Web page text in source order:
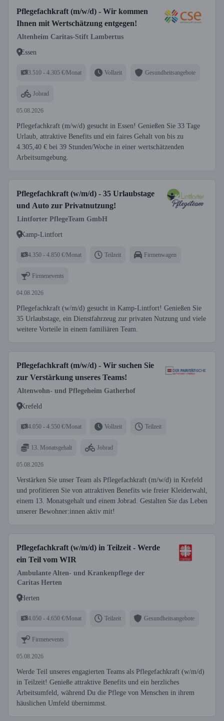
Pflegefachkraft (m/w/d) - Wir kommen
Ihnen mit Wertschätzung entgegen!
Altenheim Caritas-Stift Lambertus
Essen
3.510 - 4.305 €/Monat Vollzeit Gesundheitsangebote
Jobrad
05.08.2026
Pflegefachkraft (m/w/d) gesucht in Essen! Genießen Sie 33 Tage
Urlaub, attraktive Benefits und ein faires Gehalt von bis zu
4.305,40 € bei 39 Stunden/Woche in einer wertschätzenden
Arbeitsumgebung.
Pflegefachkraft (w/m/d) - 35 Urlaubstage
und Auto zur Privatnutzung!
Lintforter PflegeTeam GmbH
Kamp-Lintfort
4.350 - 4.850 €/Monat Teilzeit Firmenwagen
Firmenevents
04.08.2026
Pflegefachkraft (w/m/d) gesucht in Kamp-Lintfort! Genießen Sie
35 Urlaubstage, ein Dienstfahrzeug zur privaten Nutzung und viele
weitere Vorteile in einem familiären Team.
Pflegefachkraft (m/w/d) - Wir suchen Sie
zur Verstärkung unseres Teams!
Altenwohn- und Pflegeheim Gatherhof
Krefeld
4.050 - 4.550 €/Monat Vollzeit Teilzeit
13. Monatsgehalt Jobrad
05.08.2026
Verstärken Sie unser Team als Pflegefachkraft (m/w/d) in Krefeld
und profitieren Sie von attraktiven Benefits wie freier Kleiderwahl,
einem 13. Monatsgehalt und einem Jobrad. Gestalten Sie das Leben
unserer Bewohner:innen aktiv mit!
Pflegefachkraft (w/m/d) in Teilzeit - Werde
ein Teil vom WIR
Ambulante Alten- und Krankenpflege der
Caritas Herten
Herten
4.050 - 4.650 €/Monat Teilzeit Gesundheitsangebote
Firmenevents
05.08.2026
Werde Teil unseres engagierten Teams als Pflegefachkraft (w/m/d)
in Teilzeit! Genieße attraktive Benefits und ein herzliches
Arbeitsumfeld, während Du die Pflege von Menschen in ihrem
häuslichen Umfeld übernimmst.